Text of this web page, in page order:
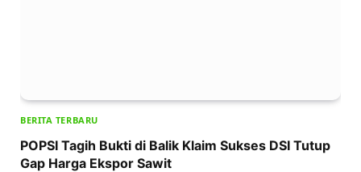
BERITA TERBARU
POPSI Tagih Bukti di Balik Klaim Sukses DSI Tutup
Gap Harga Ekspor Sawit